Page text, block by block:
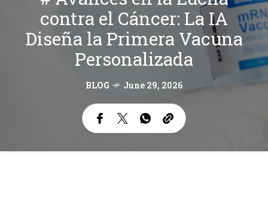
contra el Cáncer: La IA
Diseña la Primera Vacuna
Personalizada
BLOG June 29, 2026